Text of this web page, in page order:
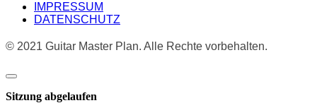
IMPRESSUM
DATENSCHUTZ
© 2021 Guitar Master Plan. Alle Rechte vorbehalten.
Dialog
schließen
Sitzung abgelaufen